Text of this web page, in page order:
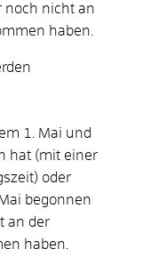
noch nicht an
haben.
1. Mai und
hat (mit einer
oder
begonnen
an der
haben.